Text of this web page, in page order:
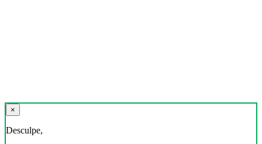
×
Desculpe,